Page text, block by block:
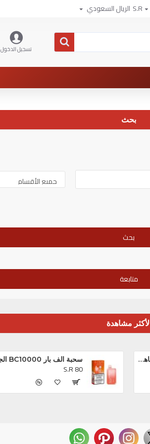
S.R الريال السعودي
تسجيل الدخول
بحث
بحث
متابعة
الأكثر مشاهدة
سحبة الف بار BC10000 الجاهزه بلوبيري كلودز *
S.R 80